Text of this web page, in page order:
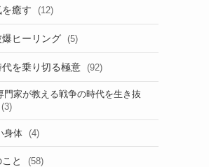
癒す (12)
ヒーリング (5)
を乗り切る極意 (92)
門家が教える戦争の時代を生き抜
(3)
身体 (4)
と (58)